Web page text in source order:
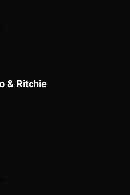
& Ritchie